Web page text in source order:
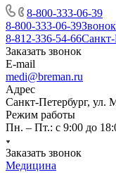
8-800-333-06-39
8-800-333-06-39
8-812-336-54-66Санкт-
Заказать звонок
E-mail
medi@breman.ru
Адрес
Санкт-Петербург, ул.
Режим работы
Пн. – Пт.: с 9:00 до
Заказать звонок
Медицина